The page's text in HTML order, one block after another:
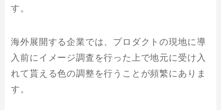
す。
海外展開する企業では、プロダクトの現地に導
入前にイメージ調査を行った上で地元に受け入
れて貰える色の調整を行うことが頻繁にありま
す。